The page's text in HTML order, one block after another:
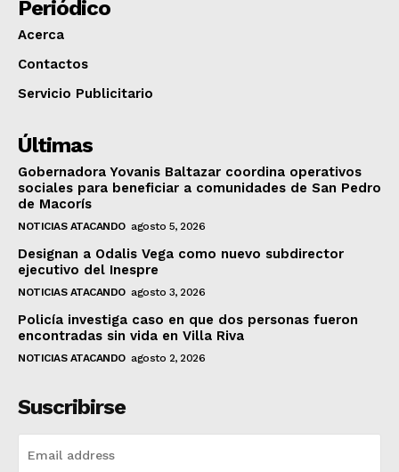
Periódico
Acerca
Contactos
Servicio Publicitario
Últimas
Gobernadora Yovanis Baltazar coordina operativos
sociales para beneficiar a comunidades de San Pedro
de Macorís
NOTICIAS ATACANDO agosto 5, 2026
Designan a Odalis Vega como nuevo subdirector
ejecutivo del Inespre
NOTICIAS ATACANDO agosto 3, 2026
Policía investiga caso en que dos personas fueron
encontradas sin vida en Villa Riva
NOTICIAS ATACANDO agosto 2, 2026
Suscribirse